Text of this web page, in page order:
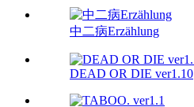
中二病Erzählung
DEAD OR DIE ver1.10